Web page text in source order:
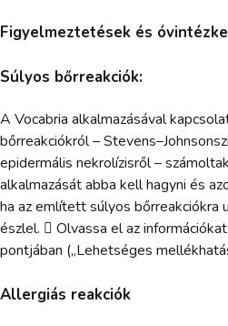
Figyelmeztetések és
Súlyos bőrreakciók:
A Vocabria alkalmazásával
bőrreakciókról –
epidermális nekrolízisről –
alkalmazását abba kell hagyni és
ha az említett súlyos bőrreakciókra
észlel.  Olvassa el az
pontjában („Lehetséges
Allergiás reakciók